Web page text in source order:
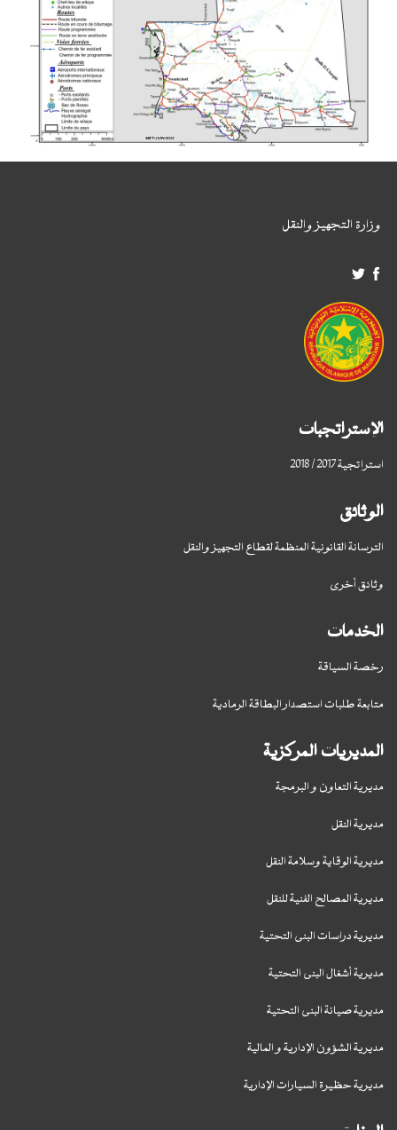
وزارة التجهيز والنقل
الإستراتجبات
استراتجية 2017 / 2018
الوثائق
الترسانة القانونية المنظمة لقطاع التجهيز والنقل
وثائق أخرى
الخدمات
رخصة السياقة
متابعة طلبات استصدار البطاقة الرمادية
المديريات المركزية
مديرية التعاون و البرمجة
مديرية النقل
مديرية الوقاية وسلامة النقل
مديرية المصالح الفنية للنقل
مديرية دراسات البنى التحتية
مديرية أشغال البنى التحتية
مديرية صيانة البنى التحتية
مديرية الشؤون الإدارية و المالية
مديرية حظيرة السيارات الإدارية